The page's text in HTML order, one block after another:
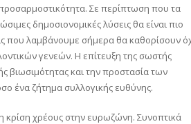
Σε περίπτωση που τα
δημοσιονομικές λύσεις θα είναι πιο
που λαμβάνουμε σήμερα θα καθορίσουν
γενεών. Η επίτευξη της σωστής
βιωσιμότητας και την προστασία των
ένα ζήτημα συλλογικής ευθύνης.
κρίση χρέους στην ευρωζώνη. Συνοπτικά